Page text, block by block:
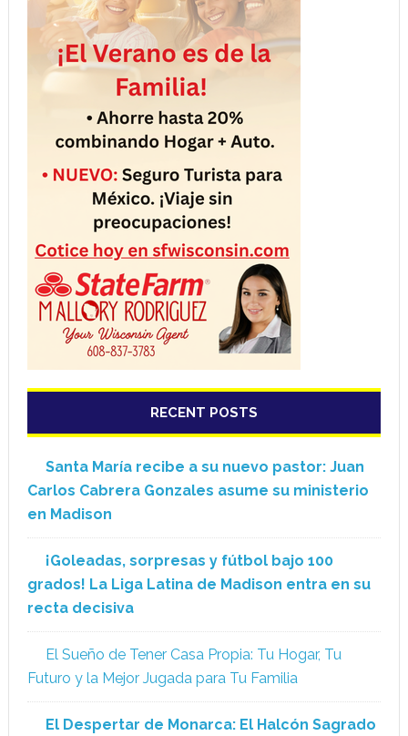
RECENT POSTS
Santa María recibe a su nuevo pastor: Juan
Carlos Cabrera Gonzales asume su ministerio
en Madison
¡Goleadas, sorpresas y fútbol bajo 100
grados! La Liga Latina de Madison entra en su
recta decisiva
El Sueño de Tener Casa Propia: Tu Hogar, Tu
Futuro y la Mejor Jugada para Tu Familia
El Despertar de Monarca: El Halcón Sagrado